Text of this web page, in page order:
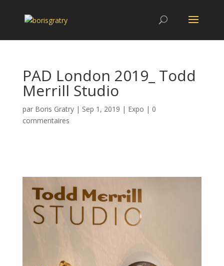
PAD London 2019_ Todd
Merrill Studio
par Boris Gratry| Sep 1, 2019 | Expo | 0
commentaires